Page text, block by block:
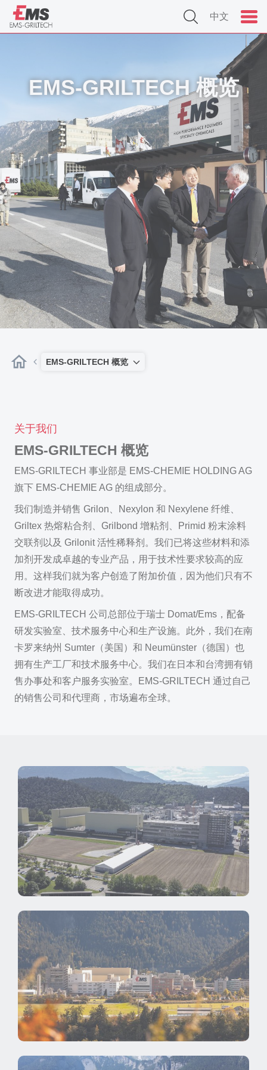
中文
EMS-GRILTECH 概览
EMS-GRILTECH 概览
关于我们
EMS-GRILTECH 概览
EMS-GRILTECH 事业部是 EMS-CHEMIE HOLDING AG
旗下 EMS-CHEMIE AG 的组成部分。
我们制造并销售 Grilon、Nexylon 和 Nexylene 纤维、
Griltex 热熔粘合剂、Grilbond 增粘剂、Primid 粉末涂料
交联剂以及 Grilonit 活性稀释剂。我们已将这些材料和添
加剂开发成卓越的专业产品，用于技术性要求较高的应
用。这样我们就为客户创造了附加价值，因为他们只有不
断改进才能取得成功。
EMS-GRILTECH 公司总部位于瑞士 Domat/Ems，配备
研发实验室、技术服务中心和生产设施。此外，我们在南
卡罗来纳州 Sumter（美国）和 Neumünster（德国）也
拥有生产工厂和技术服务中心。我们在日本和台湾拥有销
售办事处和客户服务实验室。EMS-GRILTECH 通过自己
的销售公司和代理商，市场遍布全球。